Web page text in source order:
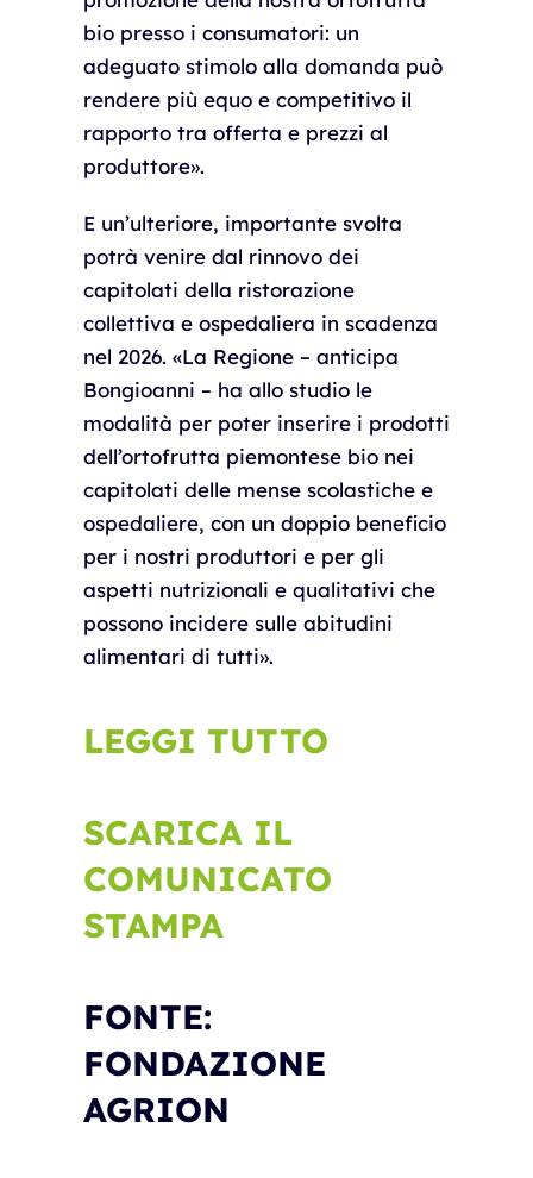
bio presso i consumatori: un
adeguato stimolo alla domanda può
rendere più equo e competitivo il
rapporto tra offerta e prezzi al
produttore».
E un’ulteriore, importante svolta
potrà venire dal rinnovo dei
capitolati della ristorazione
collettiva e ospedaliera in scadenza
nel 2026. «La Regione – anticipa
Bongioanni – ha allo studio le
modalità per poter inserire i prodotti
dell’ortofrutta piemontese bio nei
capitolati delle mense scolastiche e
ospedaliere, con un doppio beneficio
per i nostri produttori e per gli
aspetti nutrizionali e qualitativi che
possono incidere sulle abitudini
alimentari di tutti».
LEGGI TUTTO
SCARICA IL
COMUNICATO
STAMPA
FONTE:
FONDAZIONE
AGRION